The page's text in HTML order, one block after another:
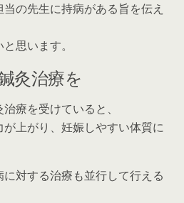
の先生に持病がある旨を伝え
思います。
灸治療を
療を受けていると、
上がり、妊娠しやすい体質に
対する治療も並行して行える